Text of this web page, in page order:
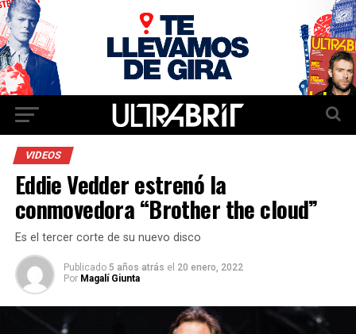
VIDEOS
Eddie Vedder estrenó la
conmovedora “Brother the cloud”
Es el tercer corte de su nuevo disco
Publicado 5 años atrás el 20 enero, 2022
Por Magalí Giunta